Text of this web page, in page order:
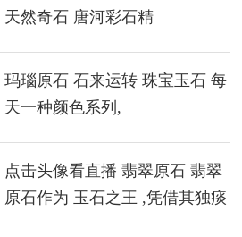
天然奇石 唐河彩石精
玛瑙原石 石来运转 珠宝玉石 每
天一种颜色系列,
点击头像看直播 翡翠原石 翡翠
原石作为 玉石之王 ,凭借其独痰